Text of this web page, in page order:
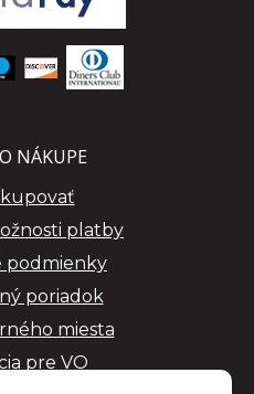
NÁKUPE
platby
podmienky
poriadok
miesta
pre VO